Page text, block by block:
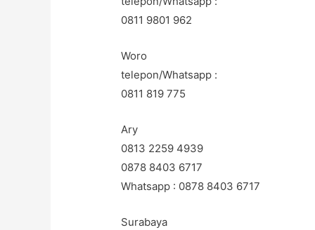
0811 9801 962
Woro
telepon/Whatsapp :
0811 819 775
Ary
0813 2259 4939
0878 8403 6717
Whatsapp : 0878 8403 6717
Surabaya